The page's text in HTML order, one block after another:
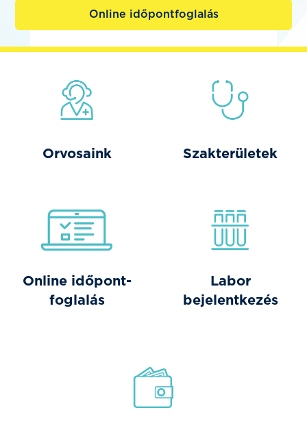
Online időpontfoglalás
Orvosaink Szakterületek
Online időpont-
foglalás
Labor
bejelentkezés